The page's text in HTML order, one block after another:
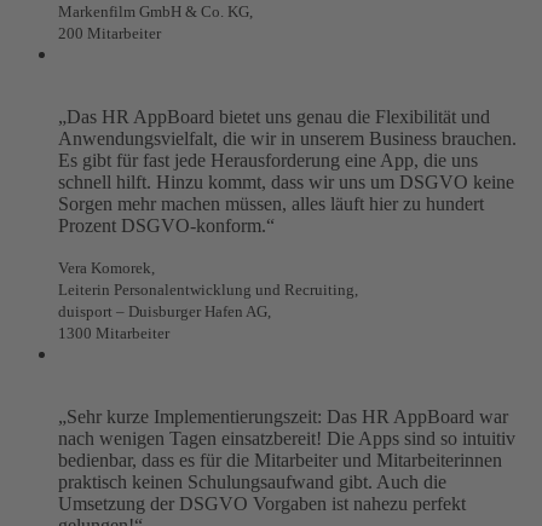
Markenfilm GmbH & Co. KG,
200 Mitarbeiter
„Das HR AppBoard bietet uns genau die Flexibilität und
Anwendungsvielfalt, die wir in unserem Business brauchen.
Es gibt für fast jede Herausforderung eine App, die uns
schnell hilft. Hinzu kommt, dass wir uns um DSGVO keine
Sorgen mehr machen müssen, alles läuft hier zu hundert
Prozent DSGVO-konform.“
Vera Komorek,
Leiterin Personalentwicklung und Recruiting,
duisport – Duisburger Hafen AG,
1300 Mitarbeiter
„Sehr kurze Implementierungszeit: Das HR AppBoard war
nach wenigen Tagen einsatzbereit! Die Apps sind so intuitiv
bedienbar, dass es für die Mitarbeiter und Mitarbeiterinnen
praktisch keinen Schulungsaufwand gibt. Auch die
Umsetzung der DSGVO Vorgaben ist nahezu perfekt